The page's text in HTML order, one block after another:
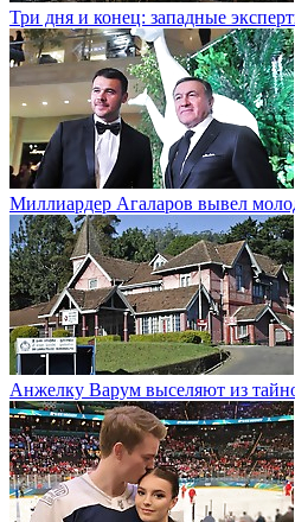
Три дня и конец: западные
Миллиардер Агаларов вывел
Анжелку Варум выселяют из